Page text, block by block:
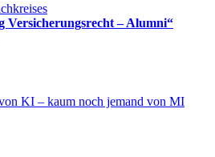
Versicherungsrecht – Alumni“
KI – kaum noch jemand von MI